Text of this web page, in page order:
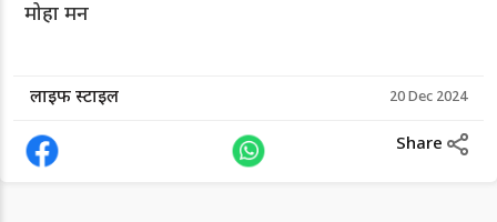
मोहा मन
लाइफ स्टाइल 20 Dec 2024
Share